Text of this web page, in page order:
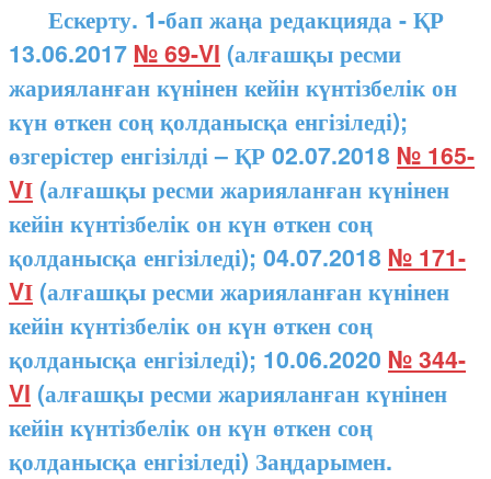
Ескерту. 1-бап жаңа редакцияда - ҚР
13.06.2017 № 69-VI (алғашқы ресми
жарияланған күнінен кейін күнтізбелік он
күн өткен соң қолданысқа енгізіледі);
өзгерістер енгізілді – ҚР 02.07.2018 № 165-
VІ (алғашқы ресми жарияланған күнінен
кейін күнтізбелік он күн өткен соң
қолданысқа енгізіледі); 04.07.2018 № 171-
VІ (алғашқы ресми жарияланған күнінен
кейін күнтізбелік он күн өткен соң
қолданысқа енгізіледі); 10.06.2020 № 344-
VI (алғашқы ресми жарияланған күнінен
кейін күнтізбелік он күн өткен соң
қолданысқа енгізіледі) Заңдарымен.